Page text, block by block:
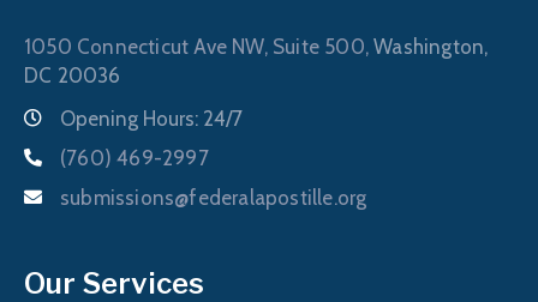
1050 Connecticut Ave NW, Suite 500,Washington,
DC 20036
Opening Hours: 24/7
(760) 469-2997
submissions@federalapostille.org
Our Services